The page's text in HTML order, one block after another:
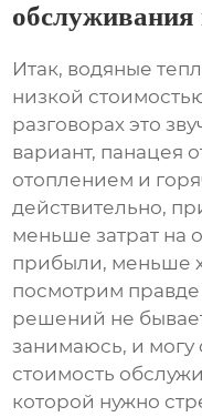
Итак, водяные
низкой
разговорах это
вариант, панацея
отоплением и
действительно,
меньше затрат на
прибыли, меньше
посмотрим правде
решений не
занимаюсь, и могу
стоимость
которой нужно